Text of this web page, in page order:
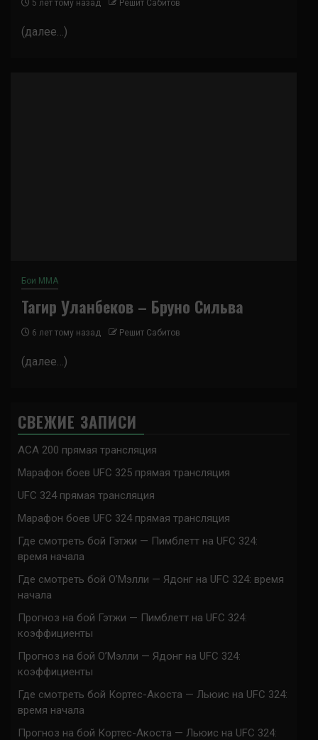
5 лет тому назад Решит Сабитов
(далее…)
Бои ММА
Тагир Уланбеков – Бруно Сильва
6 лет тому назад Решит Сабитов
(далее…)
СВЕЖИЕ ЗАПИСИ
ACA 200 прямая трансляция
Марафон боев UFC 325 прямая трансляция
UFC 324 прямая трансляция
Марафон боев UFC 324 прямая трансляция
Где смотреть бой Гэтжи — Пимблетт на UFC 324:
время начала
Где смотреть бой О’Мэлли — Ядонг на UFC 324: время
начала
Прогноз на бой Гэтжи — Пимблетт на UFC 324:
коэффициенты
Прогноз на бой О’Мэлли — Ядонг на UFC 324:
коэффициенты
Где смотреть бой Кортес-Акоста — Льюис на UFC 324:
время начала
Прогноз на бой Кортес-Акоста — Льюис на UFC 324: